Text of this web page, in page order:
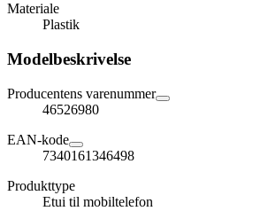
Materiale
Plastik
Modelbeskrivelse
Producentens varenummer
46526980
EAN-kode
7340161346498
Produkttype
Etui til mobiltelefon